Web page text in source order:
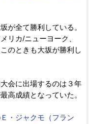
が全て勝利している。
リカ/ニューヨーク、
のときも大坂が勝利し
会に出場するのは３年
高成績となっていた。
Ｅ・ジャクモ（フラン